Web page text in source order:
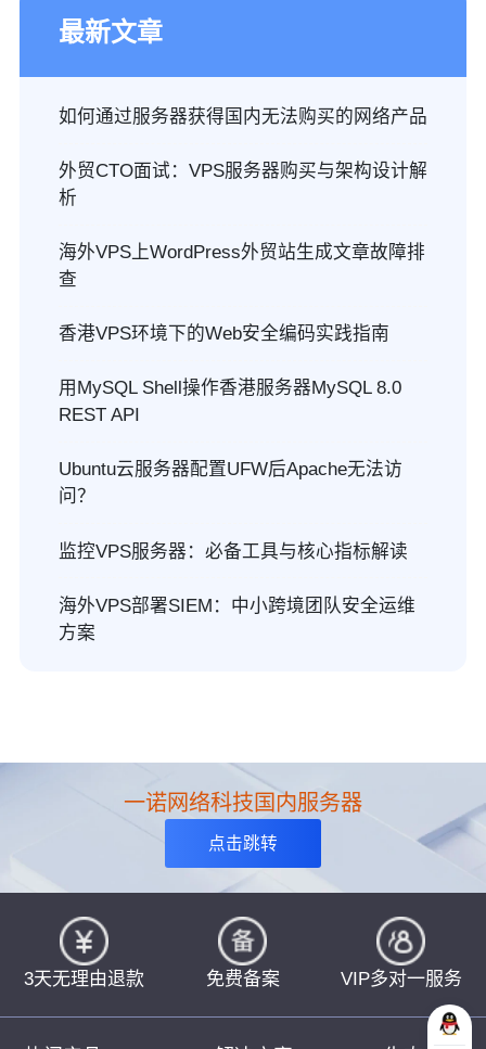
最新文章
如何通过服务器获得国内无法购买的网络产品
外贸CTO面试：VPS服务器购买与架构设计解
析
海外VPS上WordPress外贸站生成文章故障排
查
香港VPS环境下的Web安全编码实践指南
用MySQL Shell操作香港服务器MySQL 8.0
REST API
Ubuntu云服务器配置UFW后Apache无法访
问？
监控VPS服务器：必备工具与核心指标解读
海外VPS部署SIEM：中小跨境团队安全运维
方案
一诺网络科技国内服务器
点击跳转
3天无理由退款 免费备案 VIP多对一服务